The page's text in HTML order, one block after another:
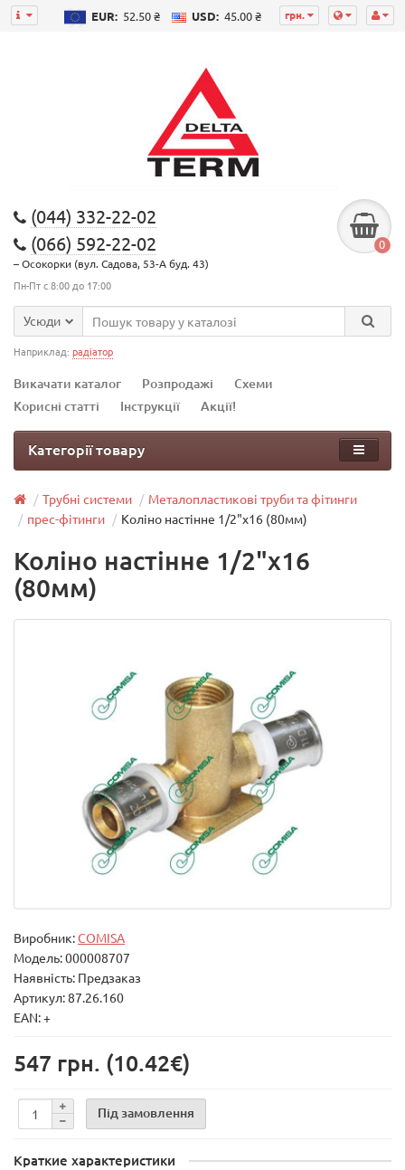
грн.
EUR: 52.50 ₴ USD: 45.00 ₴
(044) 332-22-02
(066) 592-22-02
– Осокорки (вул. Садова, 53-А буд. 43)
Пн-Пт с 8:00 до 17:00
0
Усюди
Наприклад: радіатор
Викачати каталог Розпродажі
Схеми
Корисні статті
Інструкції Акції!
Категорії товару
Трубні системи
Металопластикові труби та фітинги
прес-фітинги
Коліно настінне 1/2"х16 (80мм)
Коліно настінне 1/2"х16
(80мм)
Виробник:COMISA
Модель:000008707
Наявність: Предзаказ
Артикул: 87.26.160
EAN: +
547 грн. (10.42€)
Під замовлення
Краткие характеристики